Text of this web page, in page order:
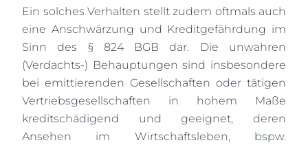
Ein solches Verhalten stellt zudem oftmals auch
eine Anschwärzung und Kreditgefährdung im
Sinn des § 824 BGB dar. Die unwahren
(Verdachts-) Behauptungen sind insbesondere
bei emittierenden Gesellschaften oder tätigen
Vertriebsgesellschaften in hohem Maße
kreditschädigend und geeignet, deren
Ansehen im Wirtschaftsleben, bspw.